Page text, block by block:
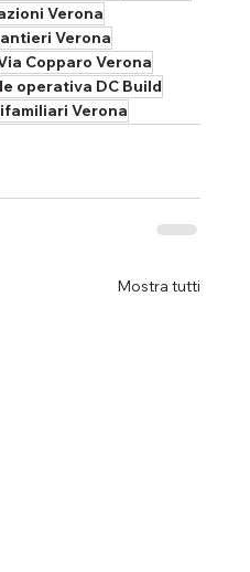
Verona
Verona
Copparo Verona
operativa DC Build
Verona
Mostra tutti